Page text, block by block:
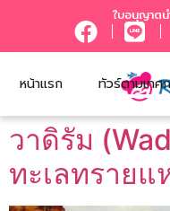
ใบอนุญาต
หน้าแรก ทัวร์ตามเทศ
วาดิรัม
ทะเลทราย